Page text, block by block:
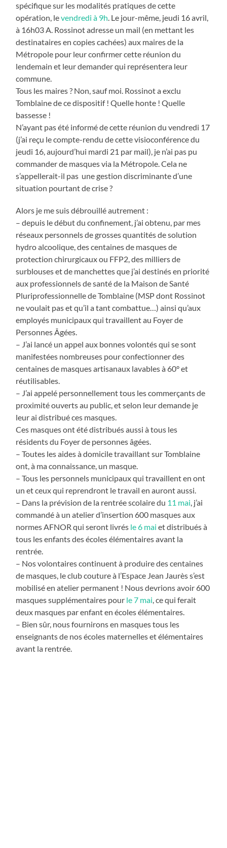
spécifique sur les modalités pratiques de cette
opération, levendredi à 9h . Le jour-même, jeudi 16 avril,
à 16h03 A. Rossinot adresse un mail (en mettant les
destinataires en copies cachées) aux maires de la
Métropole pour leur confirmer cette réunion du
lendemain et leur demander qui représentera leur
commune.
Tous les maires ? Non, sauf moi. Rossinot a exclu
Tomblaine de ce dispositif ! Quelle honte ! Quelle
bassesse !
N’ayant pas été informé de cette réunion du vendredi 17
(j’ai reçu le compte-rendu de cette visioconférence du
jeudi 16, aujourd’hui mardi 21 par mail), je n’ai pas pu
commander de masques via la Métropole. Cela ne
s’appellerait-il pas une gestion discriminante d’une
situation pourtant de crise ?
Alors je me suis débrouillé autrement :
– depuis le début du confinement, j’ai obtenu, par mes
réseaux personnels de grosses quantités de solution
hydro alcoolique, des centaines de masques de
protection chirurgicaux ou FFP2, des milliers de
surblouses et de manchettes que j’ai destinés en priorité
aux professionnels de santé de la Maison de Santé
Pluriprofessionnelle de Tomblaine (MSP dont Rossinot
ne voulait pas et qu’il a tant combattue…) ainsi qu’aux
employés municipaux qui travaillent au Foyer de
Personnes Âgées.
– J’ai lancé un appel aux bonnes volontés qui se sont
manifestées nombreuses pour confectionner des
centaines de masques artisanaux lavables à 60° et
réutilisables.
– J’ai appelé personnellement tous les commerçants de
proximité ouverts au public, et selon leur demande je
leur ai distribué ces masques.
Ces masques ont été distribués aussi à tous les
résidents du Foyer de personnes âgées.
– Toutes les aides à domicile travaillant sur Tomblaine
ont, à ma connaissance, un masque.
– Tous les personnels municipaux qui travaillent en ont
un et ceux qui reprendront le travail en auront aussi.
– Dans la prévision de la rentrée scolaire du 11 mai , j’ai
commandé à un atelier d’insertion 600 masques aux
normes AFNOR qui seront livrés le 6 mai et distribués à
tous les enfants des écoles élémentaires avant la
rentrée.
– Nos volontaires continuent à produire des centaines
de masques, le club couture à l’Espace Jean Jaurès s’est
mobilisé en atelier permanent ! Nous devrions avoir 600
masques supplémentaires pour le 7 mai , ce qui ferait
deux masques par enfant en écoles élémentaires.
– Bien sûr, nous fournirons en masques tous les
enseignants de nos écoles maternelles et élémentaires
avant la rentrée.